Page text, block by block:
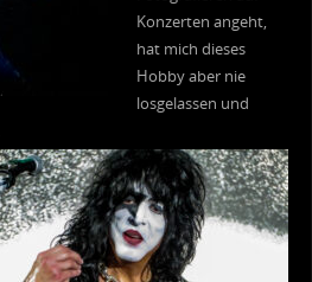
Konzerten angeht,
hat mich dieses
Hobby aber nie
losgelassen und